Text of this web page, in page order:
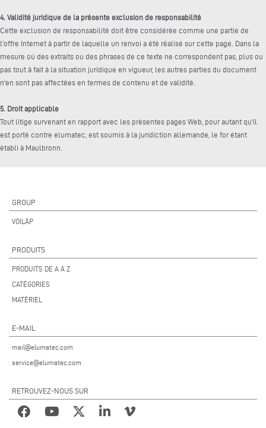
4. Validité juridique de la présente exclusion de responsabilité
Cette exclusion de responsabilité doit être considérée comme une partie de
l'offre Internet à partir de laquelle un renvoi a été réalisé sur cette page. Dans la
mesure où des extraits ou des phrases de ce texte ne correspondent pas, plus ou
pas tout à fait à la situation juridique en vigueur, les autres parties du document
n'en sont pas affectées en termes de contenu et de validité.
5. Droit applicable
Tout litige survenant en rapport avec les présentes pages Web, pour autant qu'il
est porté contre elumatec, est soumis à la juridiction allemande, le for étant
établi à Maulbronn.
GROUP
VOILÀP
PRODUITS
PRODUITS DE A À Z
CATÉGORIES
MATÉRIEL
E-MAIL
mail@elumatec.com
service@elumatec.com
RETROUVEZ-NOUS SUR